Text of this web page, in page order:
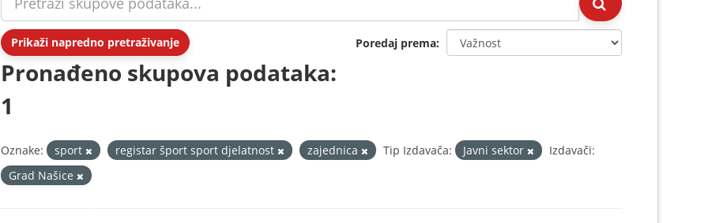
Prikaži napredno pretraživanje Poredaj prema
Pronađeno skupova podataka:
1
Oznake: sport registar šport sport djelatnost zajednica Tip Izdavača: Javni sektor
Izdavači:
Grad Našice